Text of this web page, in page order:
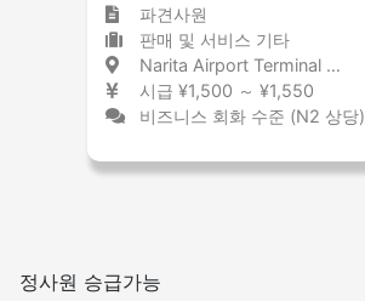
파견사원
판매 및 서비스 기타
Narita Airport Terminal 1 / Chiba 成田空港 / 千葉県
시급 ¥1,500 ～ ¥1,550
비즈니스 회화 수준 (N2 상당)
정사원 승급가능